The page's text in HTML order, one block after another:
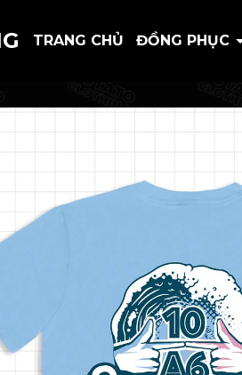
TRANG CHỦ ĐỒNG PHỤC